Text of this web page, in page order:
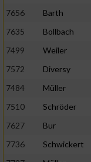
7656
Barth
7635
Bollbach
7499
Weiler
7572
Diversy
7484
Müller
7510
Schröder
7627
Bur
7736
Schwickert